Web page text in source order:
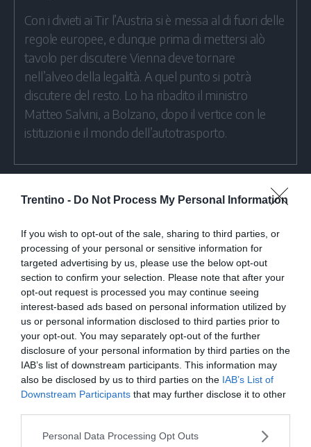
Trentino - Do Not Process My Personal Information
If you wish to opt-out of the sale, sharing to third parties, or
processing of your personal or sensitive information for
targeted advertising by us, please use the below opt-out
section to confirm your selection. Please note that after your
opt-out request is processed you may continue seeing
interest-based ads based on personal information utilized by
us or personal information disclosed to third parties prior to
your opt-out. You may separately opt-out of the further
disclosure of your personal information by third parties on the
IAB’s list of downstream participants. This information may
also be disclosed by us to third parties on the IAB’s List of
Downstream Participants that may further disclose it to other
Personal Data Processing Opt Outs
Con i divieti ai Tir l’Austria si è messa al di fuori delle
regole europee, e dunque prima di mettersi alò
tavolo per discutere Vienna deve tornare
nell’alveo della legalità. A quel punto si potrà
discutere del resto. Lo ha ribadito il ministro
Matteo Salvini, a Bolzano, dopo il vertice con le
istituzioni e il mondo dell’autotrasporto.
questo
articolo
su
Whatsapp
questo
articolo
su
Telegram
Tags
Matteo Salvini Fiera Klimahouse
I più letti
Escursione tragica in val di Non, Cles
piange “Gianni” Flaim